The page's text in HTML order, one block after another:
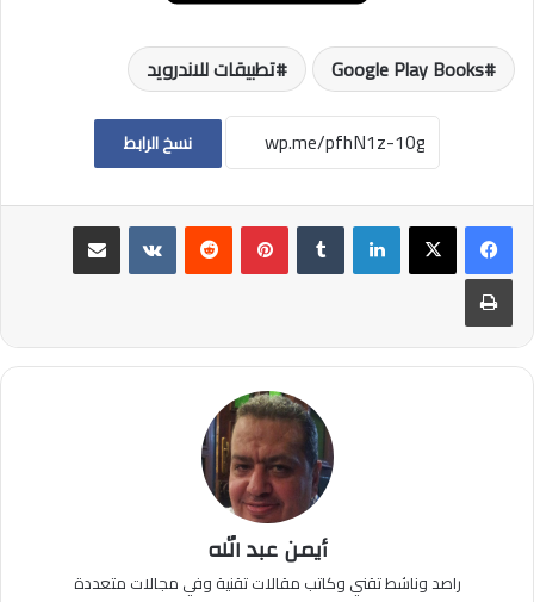
Google Play Books تطبيقات للاندرويد
نسخ الرابط
لينكدإن بينتيريست
مشاركة عبر البريد
طباعة
أيمن عبد الله
راصد وناشط تقني وكاتب مقالات تقنية وفي مجالات متعددة